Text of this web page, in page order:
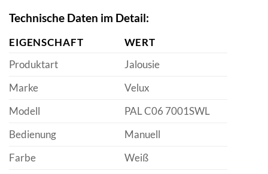
Technische Daten im Detail:
EIGENSCHAFT
WERT
Produktart
Jalousie
Marke
Velux
Modell
PAL C06 7001SWL
Bedienung
Manuell
Farbe
Weiß